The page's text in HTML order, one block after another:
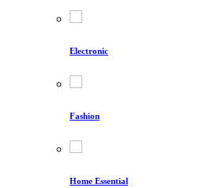
Electronic
Fashion
Home Essential